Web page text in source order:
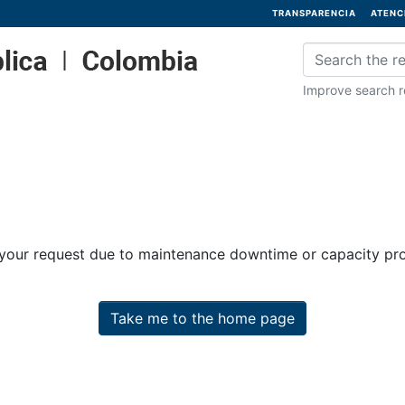
TRANSPARENCIA
Improve search
request due to maintenance downtime or capacity
Take me to the home page